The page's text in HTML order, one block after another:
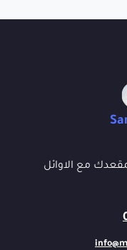
مع الاوائل